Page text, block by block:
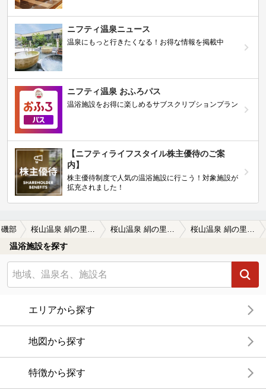
ニフティ温泉ニュース
温泉にもっと行きたくなる！お得な情報を掲載中
ニフティ温泉 おふろパス
温浴施設をお得に楽しめるサブスクリプションプラン
【ニフティライフスタイル株主優待のご案
内】
株主優待制度で人気の温浴施設に行こう！対象施設が
拡充されました！
磯部
温浴施設を探す
エリアから探す
地図から探す
特徴から探す